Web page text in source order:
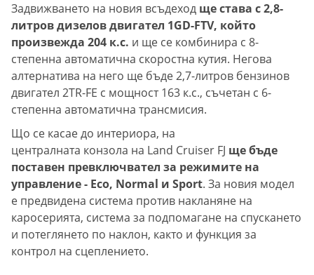
Задвижването на новия всъдеход ще става с 2,8-
литров дизелов двигател 1GD-FTV, който
произвежда 204 к.с. и ще се комбинира с 8-
степенна автоматична скоростна кутия. Негова
алтернатива на него ще бъде 2,7-литров бензинов
двигател 2TR-FE с мощност 163 к.с., съчетан с 6-
степенна автоматична трансмисия.
Що се касае до интериора, на
централната конзола на Land Cruiser FJ ще бъде
поставен превключвател за режимите на
управление - Eco, Normal и Sport. За новия модел
е предвидена система против накланяне на
каросерията, система за подпомагане на спускането
и потеглянето по наклон, както и функция за
контрол на сцеплението.